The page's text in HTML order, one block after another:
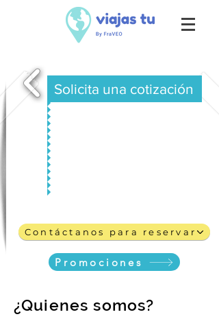
Solicita una cotización
Contáctanos para reservar
Promociones
¿Quienes somos?